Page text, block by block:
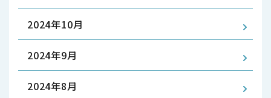
2024年10月
2024年9月
2024年8月